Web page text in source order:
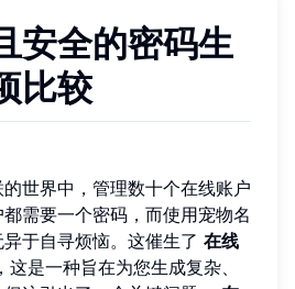
安全的密码生
比较
世界中，管理数十个在线账户
需要一个密码，而使用宠物名
于自寻烦恼。这催生了 在线
这是一种旨在为您生成复杂、